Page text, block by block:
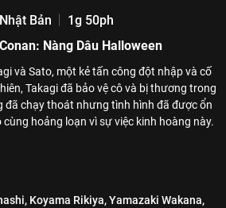
Nhật Bản
1g 50ph
Nàng Dâu Halloween
và Sato, một kẻ tấn công đột nhập và cố
Takagi đã bảo vệ cô và bị thương trong
đã chạy thoát nhưng tình hình đã được ổn
cùng hoảng loạn vì sự việc kinh hoàng này.
Koyama Rikiya,Yamazaki Wakana,